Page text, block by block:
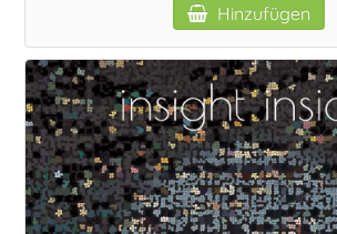
Hinzufügen